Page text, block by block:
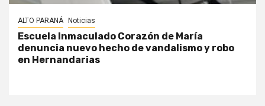
ALTO PARANÁ Noticias
Escuela Inmaculado Corazón de María
denuncia nuevo hecho de vandalismo y robo
en Hernandarias